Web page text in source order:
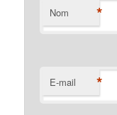
Nom *
E-mail *